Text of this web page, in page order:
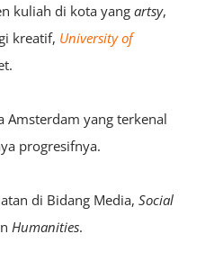
kuliah di kota yang artsy,
kreatif, University of
Amsterdam yang terkenal
progresifnya.
di Bidang Media, Social
Humanities.